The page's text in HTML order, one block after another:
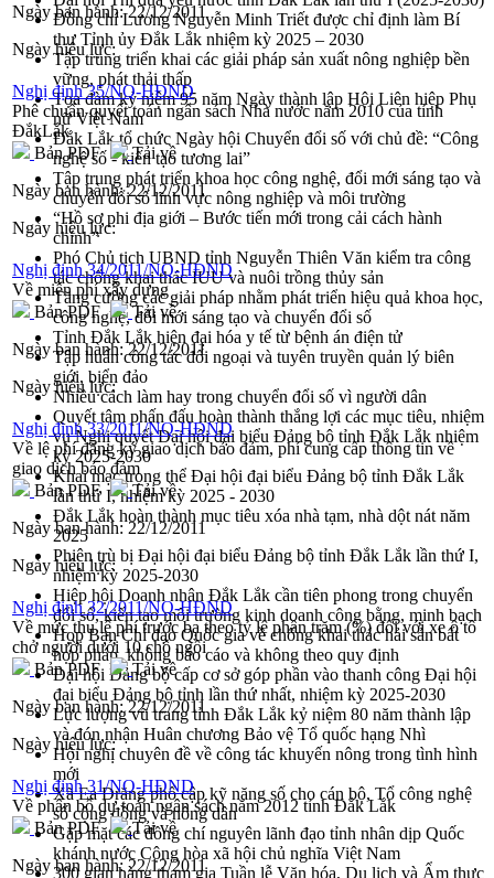
Đồng chí Lương Nguyễn Minh Triết được chỉ định làm Bí
thư Tỉnh ủy Đắk Lắk nhiệm kỳ 2025 – 2030
Tập trung triển khai các giải pháp sản xuất nông nghiệp bền
vững, phát thải thấp
Tọa đàm kỷ niệm 95 năm Ngày thành lập Hội Liên hiệp Phụ
nữ Việt Nam
Đắk Lắk tổ chức Ngày hội Chuyển đổi số với chủ đề: “Công
nghệ số - kiến tạo tương lai”
Tập trung phát triển khoa học công nghệ, đổi mới sáng tạo và
chuyển đổi số lĩnh vực nông nghiệp và môi trường
“Hồ sơ phi địa giới – Bước tiến mới trong cải cách hành
chính”
Phó Chủ tịch UBND tỉnh Nguyễn Thiên Văn kiểm tra công
tác chống khai thác IUU và nuôi trồng thủy sản
Tăng cường các giải pháp nhằm phát triển hiệu quả khoa học,
công nghệ, đổi mới sáng tạo và chuyển đổi số
Tỉnh Đắk Lắk hiện đại hóa y tế từ bệnh án điện tử
Tập huấn công tác đối ngoại và tuyên truyền quản lý biên
giới, biển đảo
Nhiều cách làm hay trong chuyển đổi số vì người dân
Quyết tâm phấn đấu hoàn thành thắng lợi các mục tiêu, nhiệm
vụ Nghị quyết Đại hội đại biểu Đảng bộ tỉnh Đắk Lắk nhiệm
kỳ 2025-2030
Khai mạc trọng thể Đại hội đại biểu Đảng bộ tỉnh Đắk Lắk
lần thứ I, nhiệm kỳ 2025 - 2030
Đắk Lắk hoàn thành mục tiêu xóa nhà tạm, nhà dột nát năm
2025
Phiên trù bị Đại hội đại biểu Đảng bộ tỉnh Đắk Lắk lần thứ I,
nhiệm kỳ 2025-2030
Hiệp hội Doanh nhân Đắk Lắk cần tiên phong trong chuyển
đổi số, kiến tạo môi trường kinh doanh công bằng, minh bạch
Họp Ban Chỉ đạo Quốc gia về chống khai thác hải sản bất
hợp pháp, không báo cáo và không theo quy định
Đại hội Đảng bộ cấp cơ sở góp phần vào thanh công Đại hội
đại biểu Đảng bộ tỉnh lần thứ nhất, nhiệm kỳ 2025-2030
Lực lượng vũ trang tỉnh Đắk Lắk kỷ niệm 80 năm thành lập
và đón nhận Huân chương Bảo vệ Tổ quốc hạng Nhì
Hội nghị chuyên đề về công tác khuyến nông trong tình hình
mới
Xã Ea Drăng phổ cập kỹ năng số cho cán bộ, Tổ công nghệ
số cộng đồng và nông dân
Gặp mặt các đồng chí nguyên lãnh đạo tỉnh nhân dịp Quốc
khánh nước Cộng hòa xã hội chủ nghĩa Việt Nam
300 gian hàng tham gia Tuần lễ Văn hóa, Du lịch và Ẩm thực
Ngày ban hành:22/12/2011
Ngày hiệu lực:
Nghị định 35/NQ-HĐND
Phê chuẩn quyết toán ngân sách Nhà nước năm 2010 của tỉnh
ĐắkLắk
Bản PDF
Tải về
Ngày ban hành:22/12/2011
Ngày hiệu lực:
Nghị định 34/2011/NQ-HĐND
Về miễn phí xây dựng
Bản PDF
Tải về
Ngày ban hành:22/12/2011
Ngày hiệu lực:
Nghị định 33/2011/NQ-HĐND
Về lệ phí đăng ký giao dịch bảo đảm, phí cung cấp thông tin về
giao dịch bảo đảm
Bản PDF
Tải về
Ngày ban hành:22/12/2011
Ngày hiệu lực:
Nghị định 32/2011/NQ-HĐND
Về mức thu lệ phí trước bạ theo tỷ lệ phần trăm (%) đối với xe ô tô
chở người dưới 10 chỗ ngồi
Bản PDF
Tải về
Ngày ban hành:22/12/2011
Ngày hiệu lực:
Nghị định 31/NQ-HĐND
Về phân bổ dự toán ngân sách năm 2012 tỉnh Đắk Lắk
Bản PDF
Tải về
Ngày ban hành:22/12/2011